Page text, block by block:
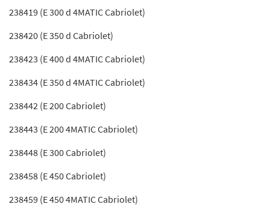
238419 (E 300 d 4MATIC Cabriolet)
238420 (E 350 d Cabriolet)
238423 (E 400 d 4MATIC Cabriolet)
238434 (E 350 d 4MATIC Cabriolet)
238442 (E 200 Cabriolet)
238443 (E 200 4MATIC Cabriolet)
238448 (E 300 Cabriolet)
238458 (E 450 Cabriolet)
238459 (E 450 4MATIC Cabriolet)